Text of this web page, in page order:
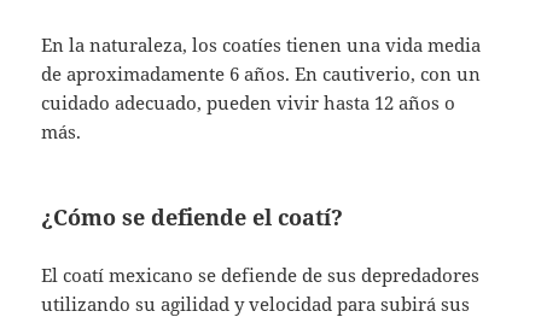
En la naturaleza, los coatíes tienen una vida media
de aproximadamente 6 años. En cautiverio, con un
cuidado adecuado, pueden vivir hasta 12 años o
más.
¿Cómo se defiende el coatí?
El coatí mexicano se defiende de sus depredadores
utilizando su agilidad y velocidad para subirá sus